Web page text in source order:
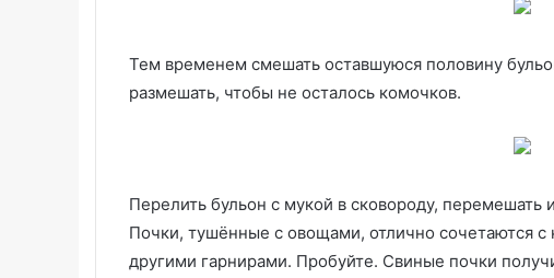
Тем временем смешать оставшуюся половину
размешать, чтобы не осталось комочков.
Перелить бульон с мукой в сковороду,
Почки, тушённые с овощами, отлично сочетаются
другими гарнирами. Пробуйте. Свиные почки